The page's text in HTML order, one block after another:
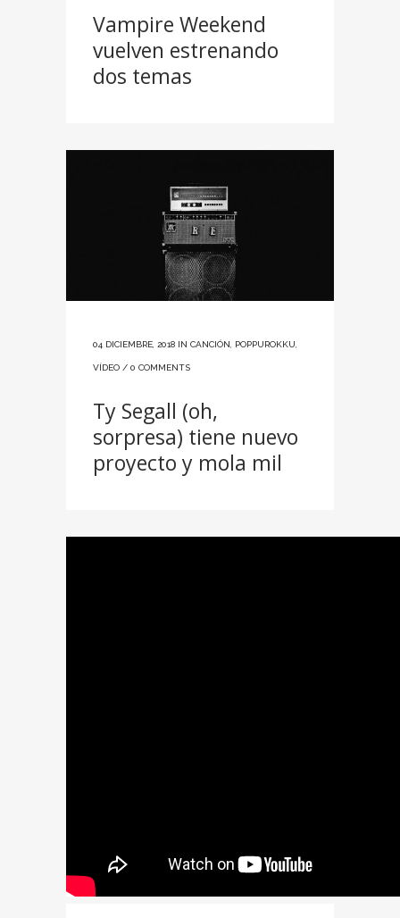
Vampire Weekend
vuelven estrenando
dos temas
04 DICIEMBRE, 2018 IN CANCIÓN POPPUROKKU
VÍDEO / 0 COMMENTS
Ty Segall (oh,
sorpresa) tiene nuevo
proyecto y mola mil